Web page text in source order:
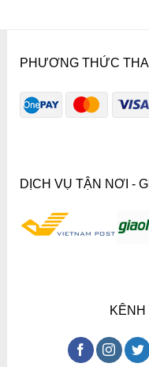
PHƯƠNG THỨC
DỊCH VỤ TẬN NƠI -